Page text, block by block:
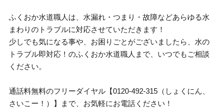
ふくおか水道職人は、水漏れ・つまり・故障などあらゆる水
まわりのトラブルに対応させていただきます！
少しでも気になる事や、お困りごとがございましたら、水の
トラブル即対応！のふくおか水道職人まで、いつでもご相談
ください。
通話料無料のフリーダイヤル【0120-492-315（しょくにん、
さいこー！）】まで、お気軽にお電話ください！